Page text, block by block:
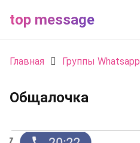
top message
Главная Группы Whatsapp
Общалочка